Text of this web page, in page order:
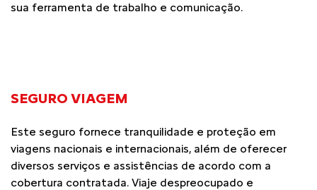
sua ferramenta de trabalho e comunicação.
SEGURO VIAGEM
Este seguro fornece tranquilidade e proteção em
viagens nacionais e internacionais, além de oferecer
diversos serviços e assistências de acordo com a
cobertura contratada. Viaje despreocupado e